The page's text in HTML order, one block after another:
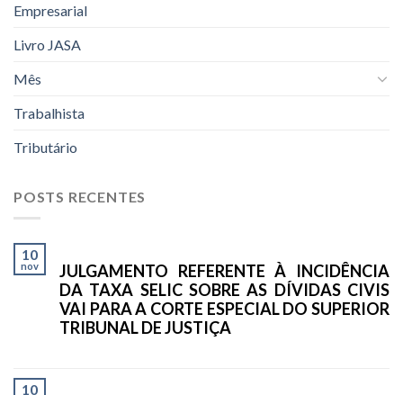
Empresarial
Livro JASA
Mês
Trabalhista
Tributário
POSTS RECENTES
10
nov
JULGAMENTO REFERENTE À INCIDÊNCIA
DA TAXA SELIC SOBRE AS DÍVIDAS CIVIS
VAI PARA A CORTE ESPECIAL DO SUPERIOR
TRIBUNAL DE JUSTIÇA
10